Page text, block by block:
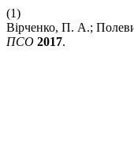
(1)
Вірченко, П. А.;
ПСО 2017.